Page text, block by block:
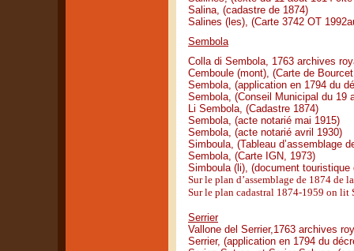
Salina, (cadastre de 1874)
Salines (les), (Carte 3742 OT
Sembola
Colla di Sembola, 1763 archives
Cemboule (mont), (Carte de
Sembola, (application en 1794 du
Sembola, (Conseil Municipal du 19
Li Sembola, (Cadastre 1874)
Sembola, (acte notarié mai 1915)
Sembola, (acte notarié avril 1930)
Simboula, (Tableau d’assemblage
Sembola, (Carte IGN, 1973)
Simboula (li), (document touristique
Sur le plan d’assemblage de 1874 de
Sur le plan cadastral 1874-1959 on lit
Serrier
Vallone del Serrier,1763 archives
Serrier, (application en 1794 du